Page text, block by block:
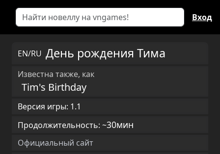
Вход
EN/RU День рождения Тима
Известна также, как
Tim's Birthday
Версия игры: 1.1
Продолжительность: ~30мин
Официальный сайт